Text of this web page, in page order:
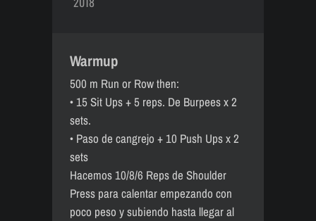
Warmup
500 m Run or Row then:
• 15 Sit Ups + 5 reps. De Burpees x 2
sets.
• Paso de cangrejo + 10 Push Ups x 2
sets
Hacemos 10/8/6 Reps de Shoulder
Press para calentar empezando con
poco peso y subiendo hasta llegar al